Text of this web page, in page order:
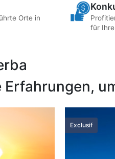
Orte in
für
Exclusif